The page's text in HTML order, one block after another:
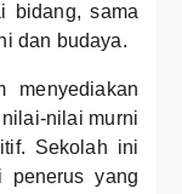
bidang, sama
dan budaya.
menyediakan
nilai murni
Sekolah ini
penerus yang